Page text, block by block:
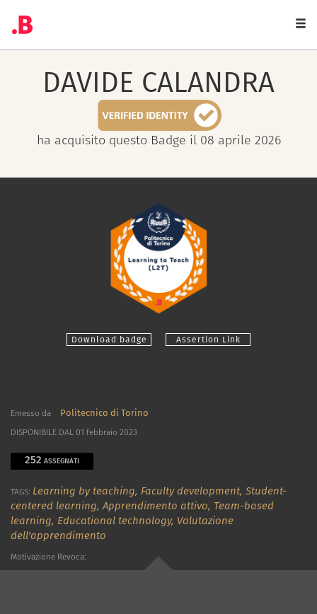
DAVIDE CALANDRA
ha acquisito questo Badge il 08 aprile 2026
Download badge Assertion Link
Emesso da Politecnico di Torino
DISPONIBILE DAL 01 febbraio 2023
252 ASSEGNATI
TAGS: Learning by teaching, Faculty development, Student-
centered learning,Apprendimento attivo, Team-based
learning, Educational technology, Valutazione
dell'apprendimento
Motivazione Revoca: